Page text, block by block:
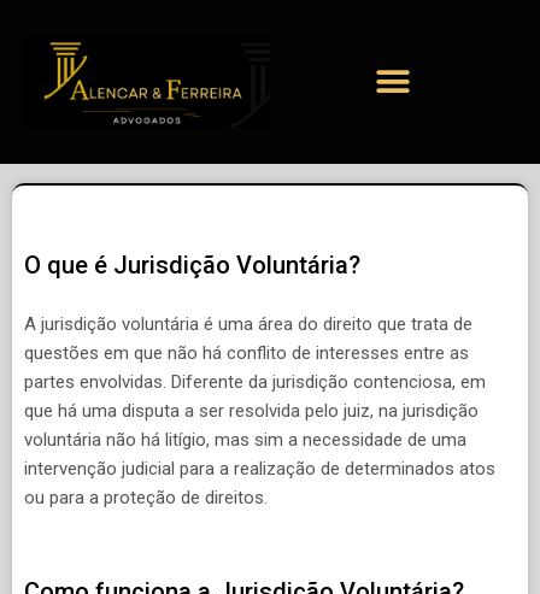
O que é Jurisdição Voluntária?
A jurisdição voluntária é uma área do direito que trata de
questões em que não há conflito de interesses entre as
partes envolvidas. Diferente da jurisdição contenciosa, em
que há uma disputa a ser resolvida pelo juiz, na jurisdição
voluntária não há litígio, mas sim a necessidade de uma
intervenção judicial para a realização de determinados atos
ou para a proteção de direitos.